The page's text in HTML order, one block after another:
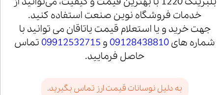
خدمات فروشگاه نوین صنعت استفاده کنید.
جهت خرید و یا استعلام قیمت یاتاقان می توانید با
شماره های09128438810 و 09912532715 تماس
حاصل فرمایید.
به دلیل نوسانات قیمت ارز تماس بگیرید.